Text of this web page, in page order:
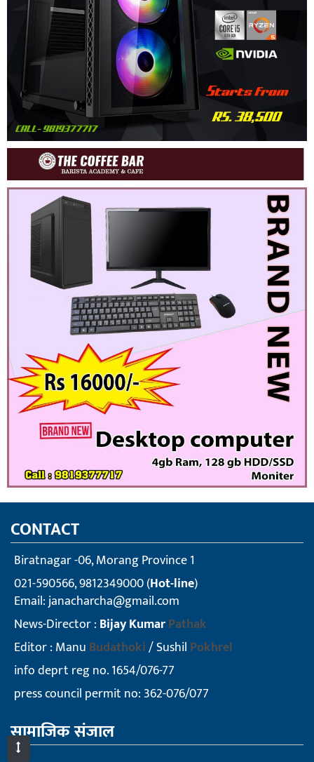
CONTACT
Biratnagar -06, Morang Province 1
021-590566, 9812349000 (Hot-line)
Email:janacharcha@gmail.com
News-Director : Bijay KumarPathak
Editor : Manu Budathoki/ Sushil Pokhrel
info deprt reg no. 1654/076-77
press council permit no: 362-076/077
सामाजिक संजाल